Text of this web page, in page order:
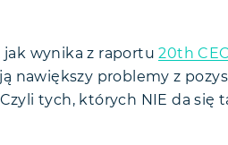
jak wynika z raportu20th
nawiększy problemy z
Czyli tych, których NIE da się